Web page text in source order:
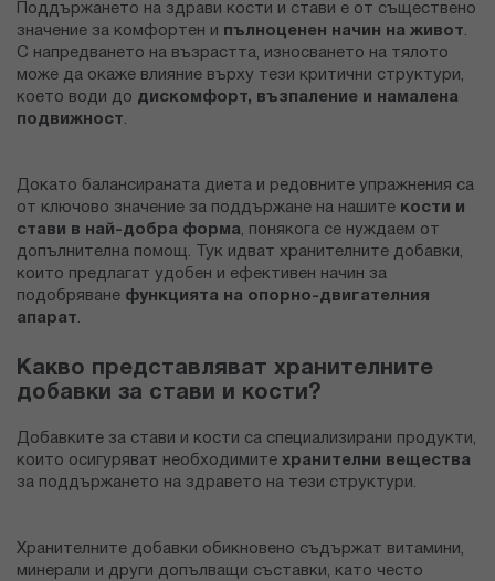
Поддържането на здрави кости и стави е от съществено
значение за комфортен и пълноценен начин на живот.
С напредването на възрастта, износването на тялото
може да окаже влияние върху тези критични структури,
което води до дискомфорт, възпаление и намалена
подвижност.
Докато балансираната диета и редовните упражнения са
от ключово значение за поддържане на нашите кости и
стави в най-добра форма, понякога се нуждаем от
допълнителна помощ. Тук идват хранителните добавки,
които предлагат удобен и ефективен начин за
подобряване функцията на опорно-двигателния
апарат.
Какво представляват хранителните
добавки за стави и кости?
Добавките за стави и кости са специализирани продукти,
които осигуряват необходимите хранителни вещества
за поддържането на здравето на тези структури.
Хранителните добавки обикновено съдържат витамини,
минерали и други допълващи съставки, като често